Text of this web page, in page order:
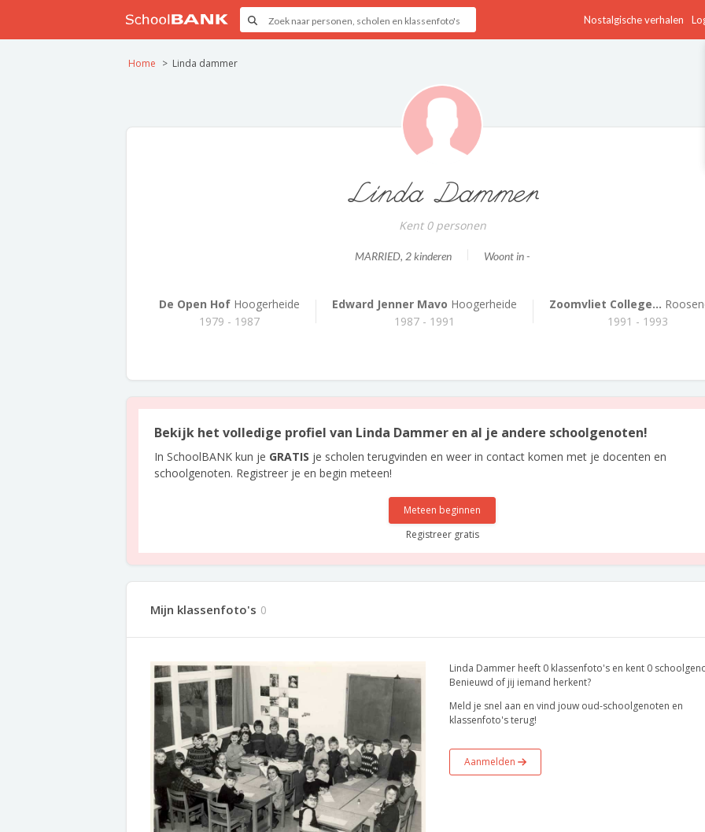
Nostalgische verhalen
Home Linda dammer
Linda Dammer
Kent 0 personen
MARRIED, 2 kinderen Woont in -
De Open Hof Hoogerheide
1979 - 1987
Edward Jenner Mavo Hoogerheide
1987 - 1991
Zoomvliet College...
1991 - 1993
Bekijk het volledige profiel van Linda Dammer en al je andere schoolgenoten!
In SchoolBANK kun je GRATIS je scholen terugvinden en weer in contact komen met je docenten en
schoolgenoten. Registreer je en begin meteen!
Meteen beginnen
Registreer gratis
Mijn klassenfoto's 0
Linda Dammer heeft 0 klassenfoto's en kent 0
Benieuwd of jij iemand herkent?
Meld je snel aan en vind jouw oud-schoolgenoten en
klassenfoto's terug!
Aanmelden